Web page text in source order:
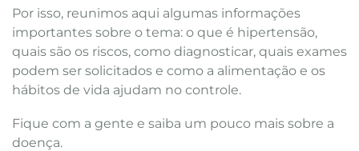
Por isso, reunimos aqui algumas informações
importantes sobre o tema: o que é hipertensão,
quais são os riscos, como diagnosticar, quais exames
podem ser solicitados e como a alimentação e os
hábitos de vida ajudam no controle.
Fique com a gente e saiba um pouco mais sobre a
doença.